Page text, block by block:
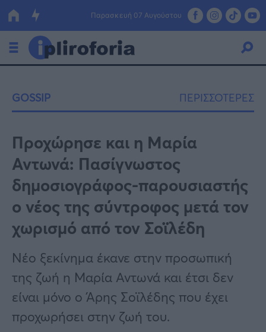
Παρασκευή 07 Αυγούστου
Οικονομία
Πολιτική
Τράπεζες
Επιδοτήσεις
ΕΣΠΑ
Κόσμος
Lifestyle
Αθλητικά
Υγεία
Γυναίκα
Καιρός
GOSSIP ΠΕΡΙΣΣΟΤΕΡΕΣ
Προχώρησε και η Μαρία
Αντωνά: Πασίγνωστος
δημοσιογράφος-παρουσιαστής
ο νέος της σύντροφος μετά τον
χωρισμό από τον Σοϊλέδη
Νέο ξεκίνημα έκανε στην προσωπική
της ζωή η Μαρία Αντωνά και έτσι δεν
είναι μόνο ο Άρης Σοϊλέδης που έχει
προχωρήσει στην ζωή του.